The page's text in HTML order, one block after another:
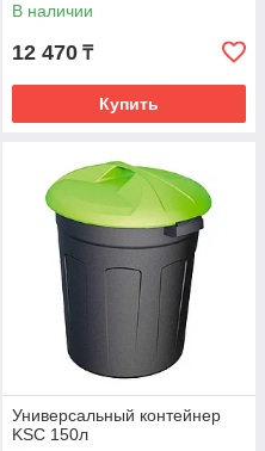
В наличии
12 470 ₸
Купить
Универсальный контейнер
KSC 150л